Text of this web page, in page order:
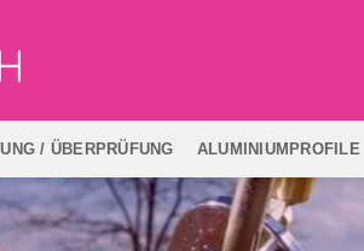
/ ÜBERPRÜFUNG ALUMINIUMPROFILE